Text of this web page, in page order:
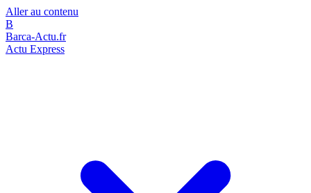
Aller au contenu
B
Barca-Actu.fr
Actu Express